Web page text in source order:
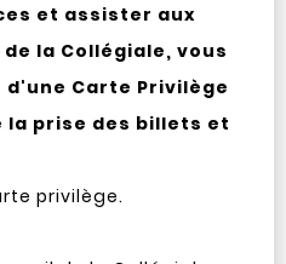
et assister aux
la Collégiale, vous
Carte Privilège
la prise des billets et
privilège.